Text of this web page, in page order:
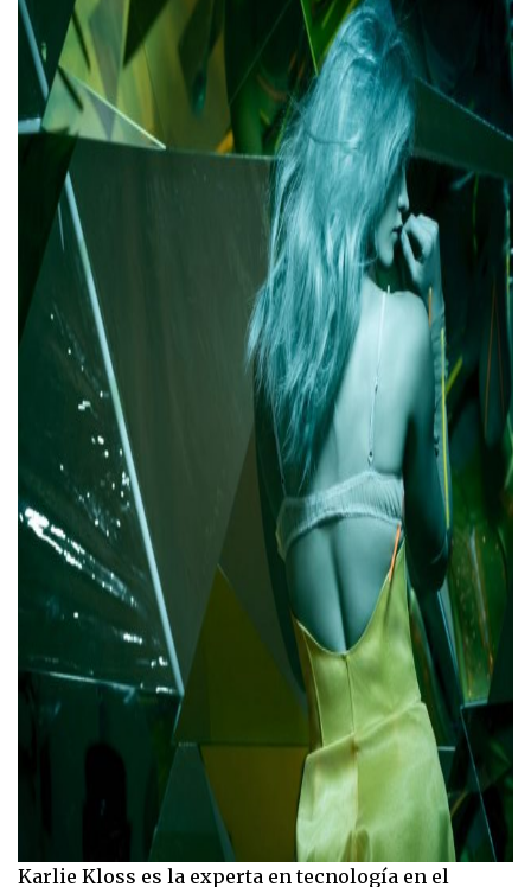
Karlie Kloss es la experta en tecnología en el